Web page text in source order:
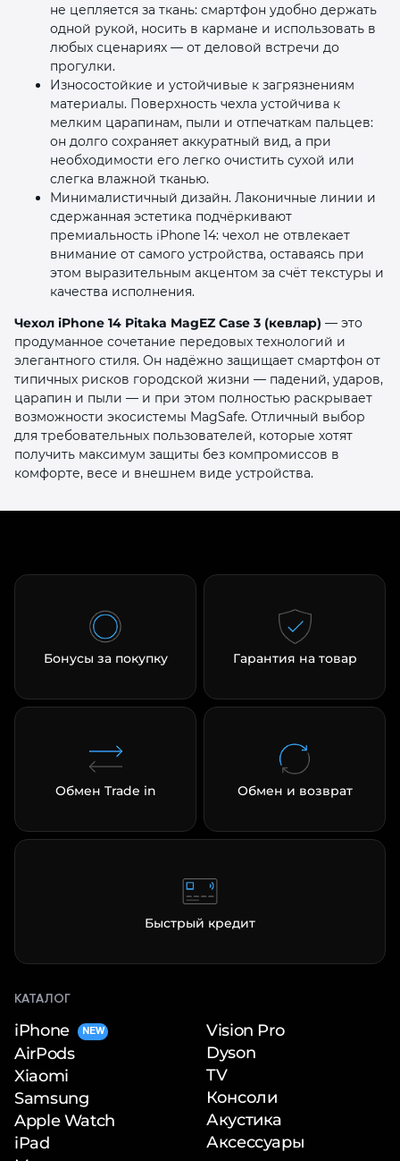
не цепляется за ткань: смартфон удобно держать
одной рукой, носить в кармане и использовать в
любых сценариях — от деловой встречи до
прогулки.
Износостойкие и устойчивые к загрязнениям
материалы. Поверхность чехла устойчива к
мелким царапинам, пыли и отпечаткам пальцев:
он долго сохраняет аккуратный вид, а при
необходимости его легко очистить сухой или
слегка влажной тканью.
Минималистичный дизайн. Лаконичные линии и
сдержанная эстетика подчёркивают
премиальность iPhone 14: чехол не отвлекает
внимание от самого устройства, оставаясь при
этом выразительным акцентом за счёт текстуры и
качества исполнения.
Чехол iPhone 14 Pitaka MagEZ Case 3 (кевлар) — это
продуманное сочетание передовых технологий и
элегантного стиля. Он надёжно защищает смартфон от
типичных рисков городской жизни — падений, ударов,
царапин и пыли — и при этом полностью раскрывает
возможности экосистемы MagSafe. Отличный выбор
для требовательных пользователей, которые хотят
получить максимум защиты без компромиссов в
комфорте, весе и внешнем виде устройства.
Бонусы за покупку Гарантия на товар
Обмен Trade in Обмен и возврат
Быстрый кредит
КАТАЛОГ
iPhone NEW
AirPods
Xiaomi
Samsung
Apple Watch
iPad
Vision Pro
Dyson
TV
Консоли
Акустика
Аксессуары